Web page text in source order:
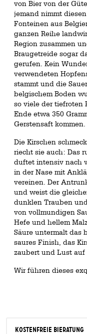
von Bier von der
jemand nimmt
Fonteinen aus
ganzen Reihe
Region zusammen
Braugetreide sogar
gerufen. Kein
verwendeten
stammt und die
belgischem Boden
so viele der tiefroten
Ende etwa 350
Gerstensaft kommen.
Die Kirschen
riecht sie auch: Das
duftet intensiv nach
in der Nase mit
vereinen. Der
und weist die
dunklen Trauben
von vollmundigen
Hefe und hellem
Säure untermalt das
saures Finish, das
zaubert und Lust auf
Wir führen dieses
KOSTENFREIE BIERATUNG